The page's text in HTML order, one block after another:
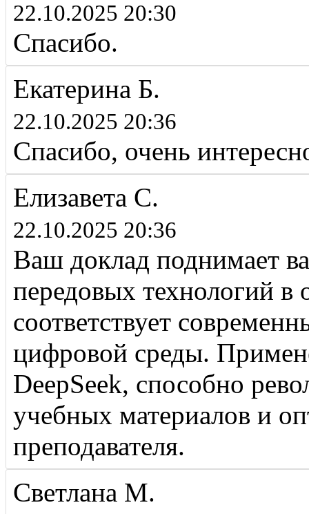
22.10.2025 20:30
Спасибо.
Екатерина Б.
22.10.2025 20:36
Спасибо, очень
Елизавета С.
22.10.2025 20:36
Ваш доклад поднимает
передовых технологий в
соответствует
цифровой среды.
DeepSeek, способно
учебных материалов и
преподавателя.
Светлана М.